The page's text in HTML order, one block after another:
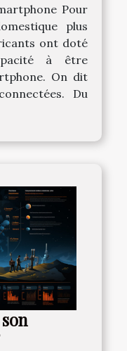
Pour
plus
ont doté
à être
On dit
Du